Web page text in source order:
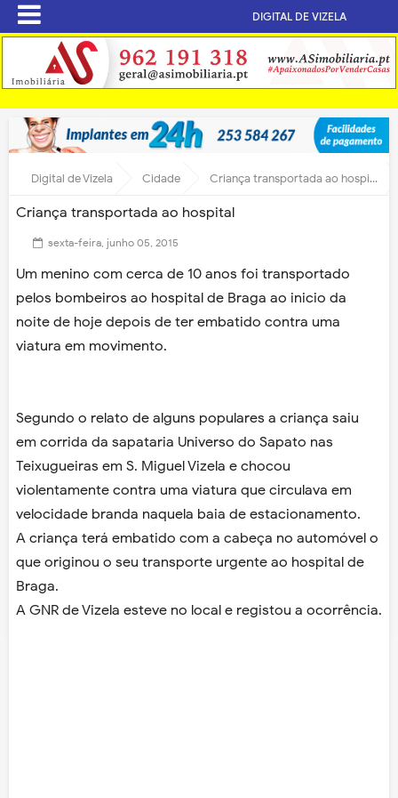
DIGITAL DE VIZELA
Digital de Vizela Cidade Criança transportada ao hospital
Criança transportada ao hospital
sexta-feira, junho 05, 2015
Um menino com cerca de 10 anos foi transportado
pelos bombeiros ao hospital de Braga ao inicio da
noite de hoje depois de ter embatido contra uma
viatura em movimento.
Segundo o relato de alguns populares a criança saiu
em corrida da sapataria Universo do Sapato nas
Teixugueiras em S. Miguel Vizela e chocou
violentamente contra uma viatura que circulava em
velocidade branda naquela baia de estacionamento.
A criança terá embatido com a cabeça no automóvel o
que originou o seu transporte urgente ao hospital de
Braga.
A GNR de Vizela esteve no local e registou a ocorrência.